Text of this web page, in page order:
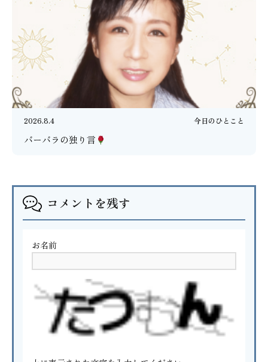
2026.8.4 今日のひとこと
バーバラの独り言
コメントを残す
お名前